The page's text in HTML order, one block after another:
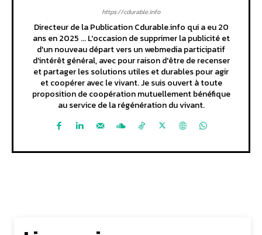
https://cdurable.info
Directeur de la Publication Cdurable.info qui a eu 20
ans en 2025 ... L'occasion de supprimer la publicité et
d'un nouveau départ vers un webmedia participatif
d'intérêt général, avec pour raison d'être de recenser
et partager les solutions utiles et durables pour agir
et coopérer avec le vivant. Je suis ouvert à toute
proposition de coopération mutuellement bénéfique
au service de la régénération du vivant.